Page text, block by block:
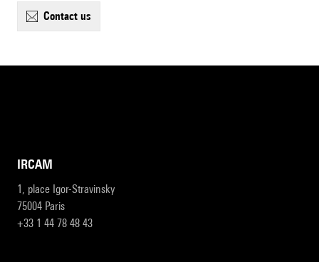
contact us
IRCAM
1, place Igor-Stravinsky
75004 Paris
+33 1 44 78 48 43